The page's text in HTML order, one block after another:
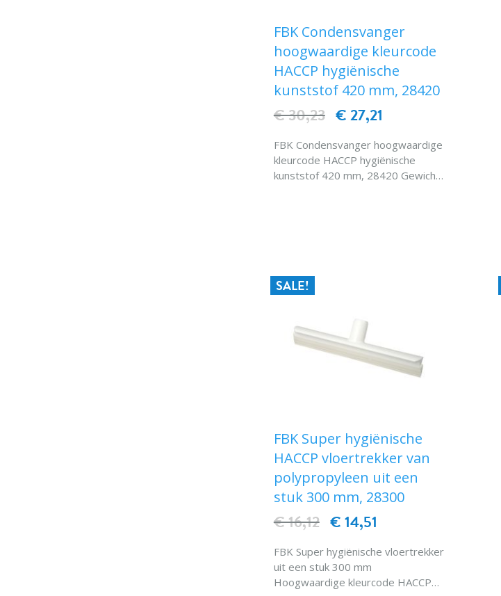
FBK Condensvanger
hoogwaardige kleurcode
HACCP hygiënische
kunststof 420 mm, 28420
€ 27,21
€ 30,23
FBK Condensvanger hoogwaardige
kleurcode HACCP hygiënische
kunststof 420 mm, 28420 Gewicht :
SALE!
FBK Super hygiënische
HACCP vloertrekker van
polypropyleen uit een
stuk 300 mm, 28300
€ 14,51
€ 16,12
FBK Super hygiënische vloertrekker
uit een stuk 300 mm
Hoogwaardige kleurcode HACCP